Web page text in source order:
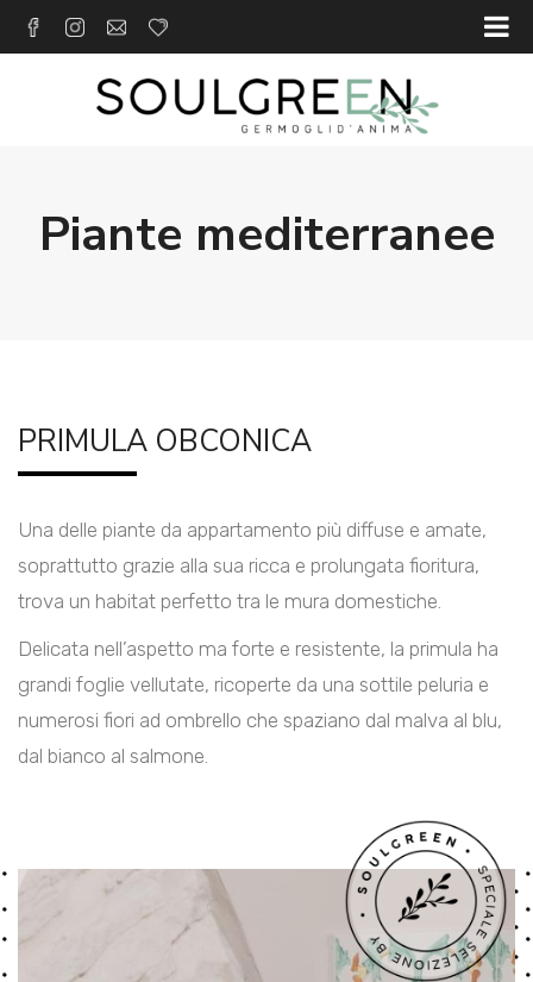
Piante mediterranee
PRIMULA OBCONICA
Una delle piante da appartamento più diffuse e amate,
soprattutto grazie alla sua ricca e prolungata fioritura,
trova un habitat perfetto tra le mura domestiche.
Delicata nell’aspetto ma forte e resistente, la primula ha
grandi foglie vellutate, ricoperte da una sottile peluria e
numerosi fiori ad ombrello che spaziano dal malva al blu,
dal bianco al salmone.